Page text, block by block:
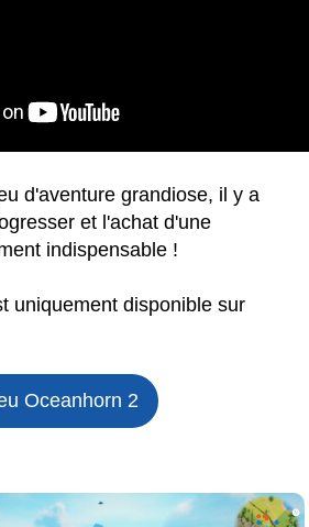
d'aventure grandiose, il y a
et l'achat d'une
indispensable !
uniquement disponible sur
Oceanhorn 2